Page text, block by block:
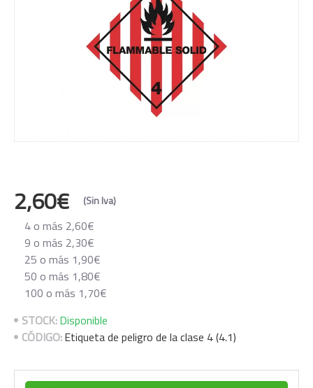
2,60€ (Sin Iva)
4 o más 2,60€
9 o más 2,30€
25 o más 1,90€
50 o más 1,80€
100 o más 1,70€
STOCK:Disponible
CÓDIGO:Etiqueta de peligro de la clase 4 (4.1)